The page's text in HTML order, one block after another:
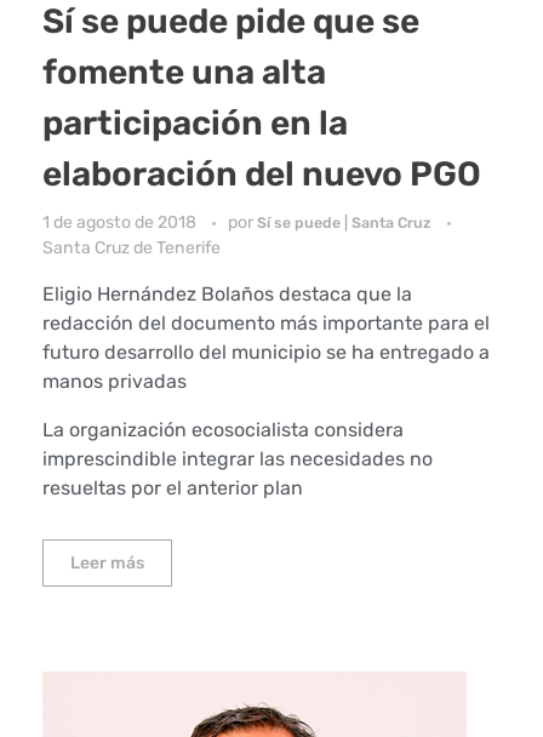
Sí se puede pide que se
fomente una alta
participación en la
elaboración del nuevo PGO
1 de agosto de 2018 por Sí se puede | Santa Cruz
Santa Cruz de Tenerife
Eligio Hernández Bolaños destaca que la
redacción del documento más importante para el
futuro desarrollo del municipio se ha entregado a
manos privadas
La organización ecosocialista considera
imprescindible integrar las necesidades no
resueltas por el anterior plan
Leer más